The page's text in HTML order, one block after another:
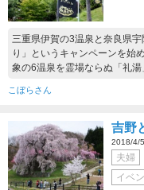
三重県伊賀の3温泉と奈良県
り」というキャンペーンを始
象の6温泉を霊場ならぬ「礼湯
こぼらさん
吉野
2018/4/
夫婦
イベ